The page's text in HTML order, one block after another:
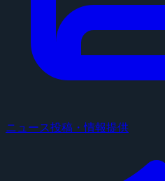
ニュース投稿・情報提供